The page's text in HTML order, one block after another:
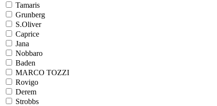
Tamaris
Grunberg
S.Oliver
Caprice
Jana
Nobbaro
Baden
MARCO TOZZI
Rovigo
Derem
Strobbs